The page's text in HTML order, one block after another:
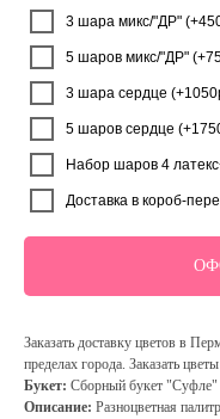
3 шара микс/"ДР"
5 шаров микс/"ДР"
3 шара сердце
5 шаров сердце
Набор шаров 4
Доставка в короб-
Заказать доставку цветов в
пределах города. Заказать
Букет: Сборный букет "Суфле"
Описание: Разноцветная